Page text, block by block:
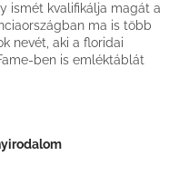
ismét kvalifikálja magát a
ma is több
nevét, aki a floridai
ben is emléktáblát